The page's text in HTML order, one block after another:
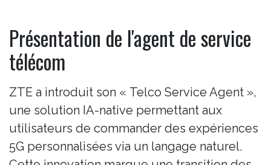
Présentation de l'agent de service
télécom
ZTE a introduit son « Telco Service Agent »,
une solution IA-native permettant aux
utilisateurs de commander des expériences
5G personnalisées via un langage naturel.